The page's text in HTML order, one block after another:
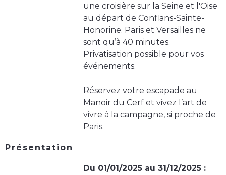
une croisière sur la Seine et l'Oise
au départ de Conflans-Sainte-
Honorine. Paris et Versailles ne
sont qu’à 40 minutes.
Privatisation possible pour vos
événements.
Réservez votre escapade au
Manoir du Cerf et vivez l’art de
vivre à la campagne, si proche de
Paris.
Présentation
Du 01/01/2025 au 31/12/2025 :